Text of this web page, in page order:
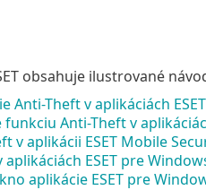
obsahuje ilustrované
Anti-Theft v aplikáciách
Anti-Theft v
v aplikácii ESET Mobile
ESET pre
aplikácie ESET pre